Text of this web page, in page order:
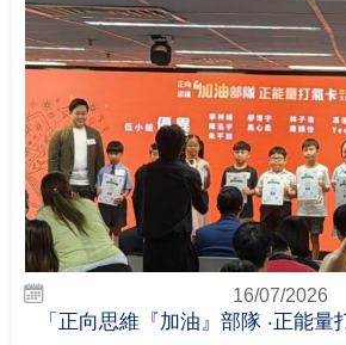
16/07/2026
「正向思維『加油』部隊 ‧正能量